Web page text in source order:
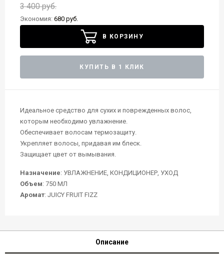
3 400 руб.
Экономия: 680 руб.
В КОРЗИНУ
КУПИТЬ В 1 КЛИК
Идеальное средство для сухих и поврежденных волос,
которым необходимо увлажнение.
Обеспечивает волосам термозащиту.
Укрепляет волосы, придавая им блеск.
Защищает цвет от вымывания.
Назначение: УВЛАЖНЕНИЕ, КОНДИЦИОНЕР, УХОД
Объем: 750 МЛ
Аромат: JUICY FRUIT FIZZ
Описание